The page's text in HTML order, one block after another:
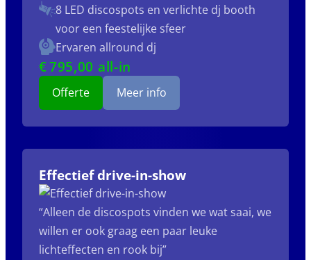
8 LED discospots en verlichte dj booth
voor een feestelijke sfeer
Ervaren allround dj
€795,00 all-in
Offerte Meer info
Effectief drive-in-show
“Alleen de discospots vinden we wat saai, we
willen er ook graag een paar leuke
lichteffecten en rook bij”